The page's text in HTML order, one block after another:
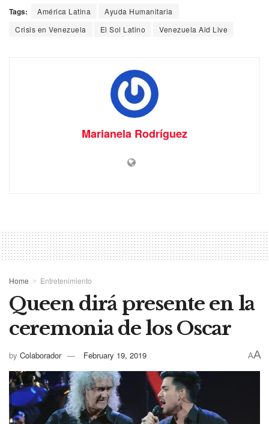
Tags: América Latina
Ayuda Humanitaria
Crisis en Venezuela
El Sol Latino Venezuela Aid Live
Marianela Rodríguez
Home Entretenimiento
Queen dirá presente en la
ceremonia de los Oscar
by Colaborador February 19, 2019 AA